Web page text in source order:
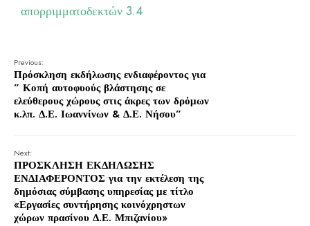
απορριμματοδεκτών 3.4
Previous:
Πρόσκληση εκδήλωσης ενδιαφέροντος για
” Κοπή αυτοφυούς βλάστησης σε
ελεύθερους χώρους στις άκρες των δρόμων
κ.λπ. Δ.Ε. Ιωαννίνων & Δ.Ε. Νήσου”
Next:
ΠΡΟΣΚΛΗΣΗ ΕΚΔΗΛΩΣΗΣ
ΕΝΔΙΑΦΕΡΟΝΤΟΣ για την εκτέλεση της
δημόσιας σύμβασης υπηρεσίας με τίτλο
«Εργασίες συντήρησης κοινόχρηστων
χώρων πρασίνου Δ.Ε. Μπιζανίου»